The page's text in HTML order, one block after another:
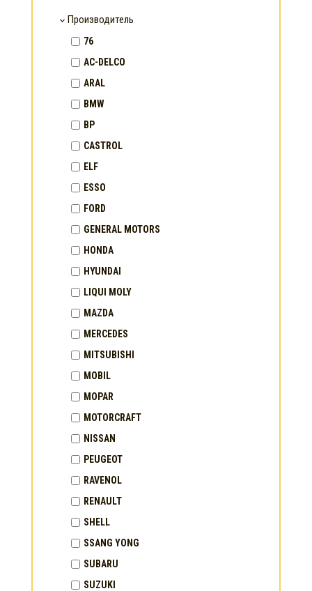
Производитель
76
AC-DELCO
ARAL
BMW
BP
CASTROL
ELF
ESSO
FORD
GENERAL MOTORS
HONDA
HYUNDAI
LIQUI MOLY
MAZDA
MERCEDES
MITSUBISHI
MOBIL
MOPAR
MOTORCRAFT
NISSAN
PEUGEOT
RAVENOL
RENAULT
SHELL
SSANG YONG
SUBARU
SUZUKI